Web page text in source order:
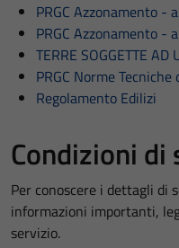
PRGC Azzonamento -
PRGC Azzonamento -
TERRE SOGGETTE AD
PRGC Norme
Regolamento Edilizi
Condizioni di
Per conoscere i dettagli di
informazioni importanti,
servizio.